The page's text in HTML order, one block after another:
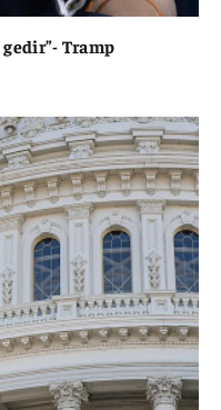
Tramp